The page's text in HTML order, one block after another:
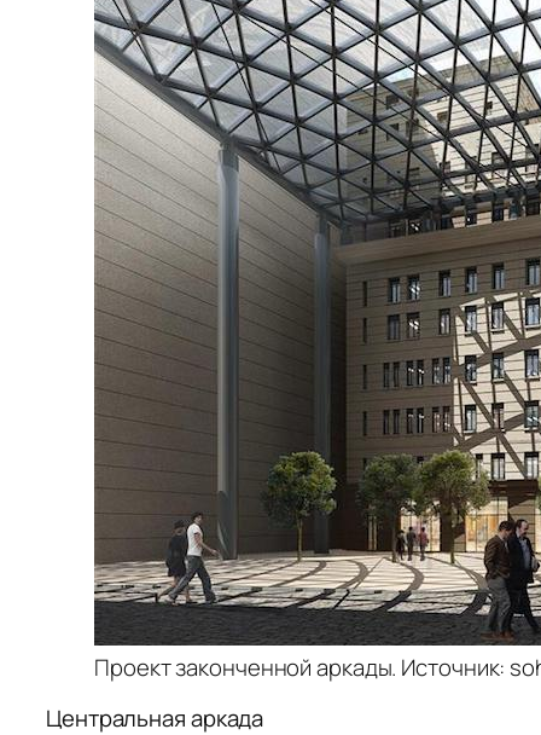
Проект законченной аркады. Источник:
Центральная аркада